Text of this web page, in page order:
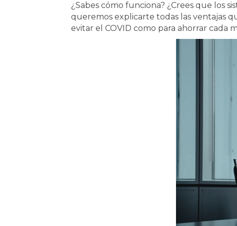
¿Sabes cómo funciona? ¿Crees que los
queremos explicarte todas las ventajas
evitar el COVID como para ahorrar cada